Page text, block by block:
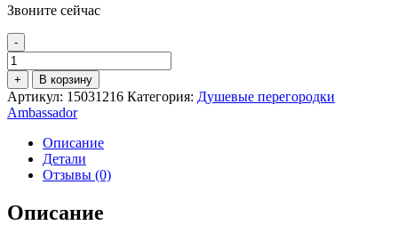
Звоните сейчас
-
Количество
товара
Душевая
перегородка
Ambassador
Walk-
15031216
+ В корзину
Артикул: 15031216 Категория: Душевые перегородки
Ambassador
Описание
Детали
Отзывы (0)
Описание